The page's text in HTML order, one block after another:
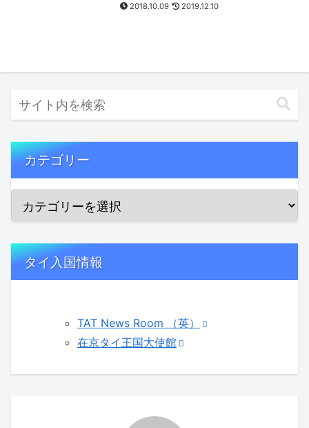
2018.10.09 2019.12.10
カテゴリー
タイ入国情報
TAT News Room （英）
在京タイ王国大使館